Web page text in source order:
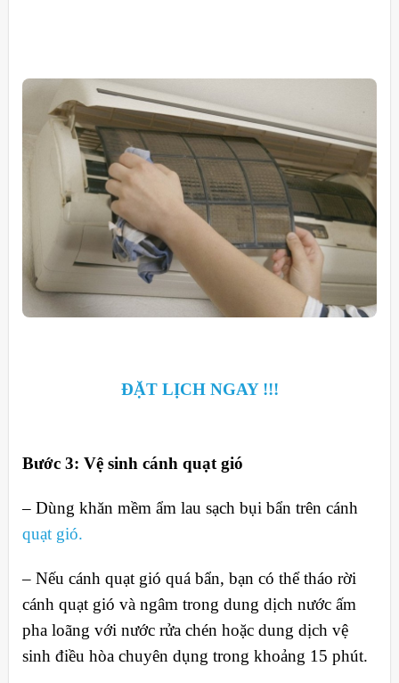
ĐẶT LỊCH NGAY !!!
Bước 3: Vệ sinh cánh quạt gió
– Dùng khăn mềm ẩm lau sạch bụi bẩn trên cánh
quạt gió.
– Nếu cánh quạt gió quá bẩn, bạn có thể tháo rời
cánh quạt gió và ngâm trong dung dịch nước ấm
pha loãng với nước rửa chén hoặc dung dịch vệ
sinh điều hòa chuyên dụng trong khoảng 15 phút.